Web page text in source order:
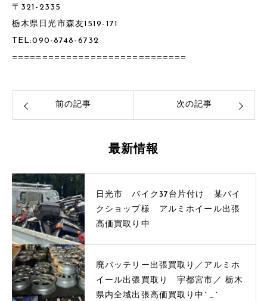
〒321-2335
栃木県日光市森友1519-171
TEL:090-8748-6732
=============================
前の記事 次の記事
最新情報
日光市 バイク37台片付け 某バイ
クショップ様 アルミホイール出張
高価買取り中
廃バッテリー出張買取り／アルミホ
イール出張買取り 宇都宮市／ 栃木
県内全域出張高価買取り中^_^